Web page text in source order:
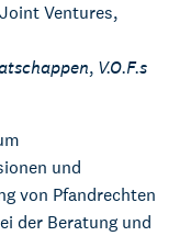
Ventures,
, V.O.F.s
und
von Pfandrechten
der Beratung und